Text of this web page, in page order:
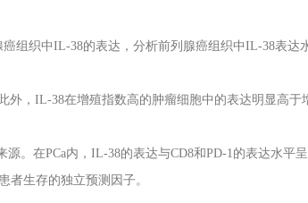
组织中IL-38的表达，分析前列腺癌组织中IL-38表达
外， IL-38在增殖指数高的肿瘤细胞中的表达明显高于
源。在PCa内， IL-38的表达与CD8和PD-1的表达水平
者生存的独立预测因子。